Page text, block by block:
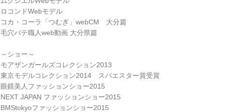
ロコンドWebモデル
コカ・コーラ「つむぎ」webCM 大分篇
毛穴パテ職人web動画 大分県篇
～ショー～
モアザンガールズコレクション2013
東京モデルコレクション2014 スパエスター賞受賞
眼鏡美人ファッションショー2015
NEXT JAPAN ファッションショー2015
BMStokyoファッションショー2015